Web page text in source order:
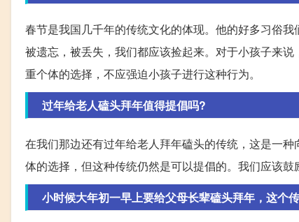
春节是我国几千年的传统文化的体现。他的好多习俗
被遗忘，被丢失，我们都应该捡起来。对于小孩子来
重个体的选择，不应强迫小孩子进行这种行为。
过年给老人磕头拜年值得提倡吗?
在我们那边还有过年给老人拜年磕头的传统，这是一
体的选择，但这种传统仍然是可以提倡的。我们应该
小时候大年初一早上要给父母长辈磕头拜年，这个